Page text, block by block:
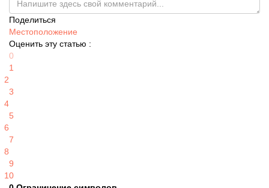
Поделиться
Местоположение
Оценить эту статью :
0
1
2
3
4
5
6
7
8
9
10